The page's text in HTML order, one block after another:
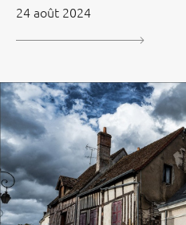
24 août 2024